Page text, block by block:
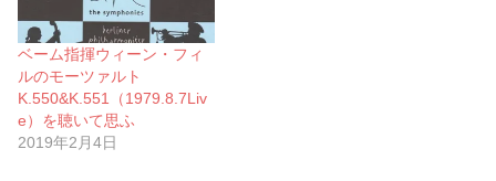
ベーム指揮ウィーン・フィ
ルのモーツァルト
K.550&K.551（1979.8.7Liv
e）を聴いて思ふ
2019年2月4日